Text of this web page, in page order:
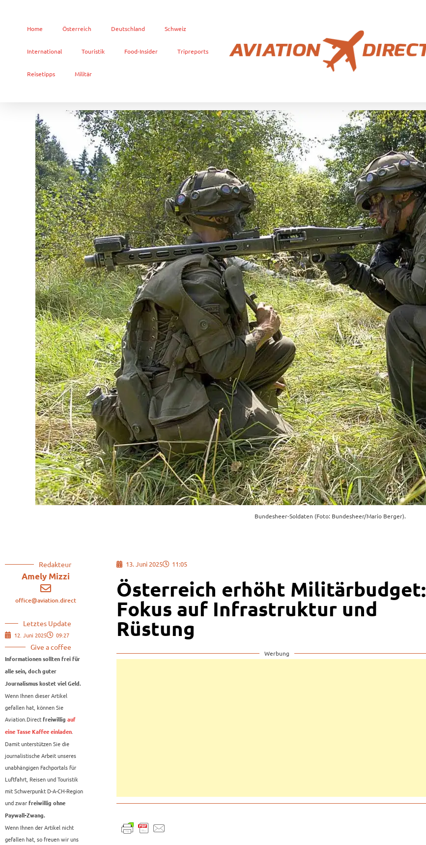
Home Österreich Deutschland Schweiz
International Touristik Food-Insider Tripreports
Reisetipps Militär
Bundesheer-Soldaten (Foto: Bundesheer/Mario Berger).
Redakteur
Amely Mizzi
office@aviation.direct
Letztes Update
12. Juni 2025 09:27
Give a coffee
Informationen sollten frei für
alle sein, doch guter
Journalismus kostet viel Geld.
Wenn Ihnen dieser Artikel
gefallen hat, können Sie
Aviation.Direct freiwillig auf
eine Tasse Kaffee einladen.
Damit unterstützen Sie die
journalistische Arbeit unseres
unabhängigen Fachportals für
Luftfahrt, Reisen und Touristik
mit Schwerpunkt D-A-CH-Region
und zwar freiwillig ohne
Paywall-Zwang.
Wenn Ihnen der Artikel nicht
gefallen hat, so freuen wir uns
13. Juni 2025 11:05
Österreich erhöht Militärbudget:
Fokus auf Infrastruktur und
Rüstung
Werbung